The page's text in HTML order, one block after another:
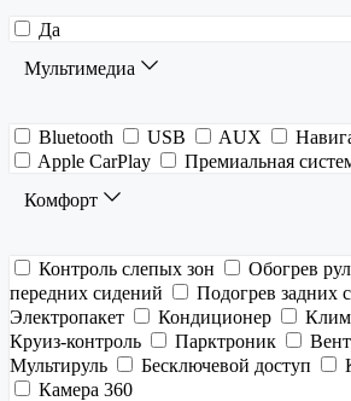
Да
Мультимедиа
Bluetooth USB AUX
Apple CarPlay
Премиальная
Комфорт
Контроль слепых зон Обогрев
передних сидений
Подогрев задних
Электропакет
Кондиционер
Круиз-контроль
Парктроник
Мультируль
Бесключевой доступ
Камера 360